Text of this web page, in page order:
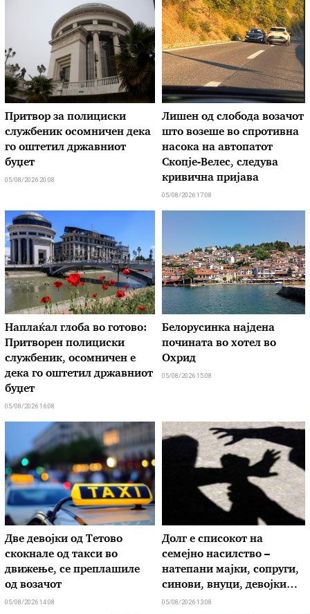
Притвор за полициски
службеник осомничен дека
го оштетил државниот
буџет
05/08/2026 20:08
Лишен од слобода возачот
што возеше во спротивна
насока на автопатот
Скопје-Велес, следува
кривична пријава
05/08/2026 17:08
Наплаќал глоба во готово:
Притворен полициски
службеник, осомничен е
дека го оштетил државниот
буџет
05/08/2026 16:08
Белорусинка најдена
почината во хотел во
Охрид
05/08/2026 15:08
Две девојки од Тетово
скокнале од такси во
движење, се преплашиле
од возачот
05/08/2026 14:08
Долг е списокот на
семејно насилство –
натепани мајки, сопруги,
синови, внуци, девојки…
05/08/2026 13:08